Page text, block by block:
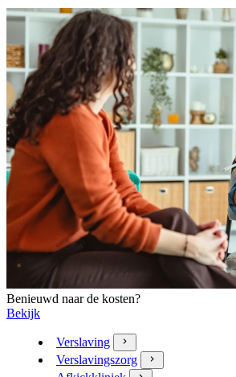
Benieuwd naar de kosten?
Bekijk
Verslaving
Verslavingszorg